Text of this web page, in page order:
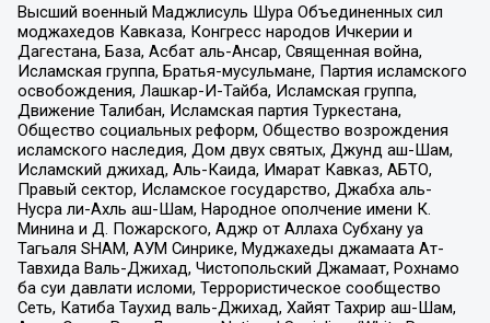
Высший военный Маджлисуль Шура Объединенных сил
моджахедов Кавказа, Конгресс народов Ичкерии и
Дагестана, База, Асбат аль-Ансар, Священная война,
Исламская группа, Братья-мусульмане, Партия исламского
освобождения, Лашкар-И-Тайба, Исламская группа,
Движение Талибан, Исламская партия Туркестана,
Общество социальных реформ, Общество возрождения
исламского наследия, Дом двух святых, Джунд аш-Шам,
Исламский джихад, Аль-Каида, Имарат Кавказ, АБТО,
Правый сектор, Исламское государство, Джабха аль-
Нусра ли-Ахль аш-Шам, Народное ополчение имени К.
Минина и Д. Пожарского, Аджр от Аллаха Субхану уа
Тагьаля SHAM, АУМ Синрике, Муджахеды джамаата Ат-
Тавхида Валь-Джихад, Чистопольский Джамаат, Рохнамо
ба суи давлати исломи, Террористическое сообщество
Сеть, Катиба Таухид валь-Джихад, Хайят Тахрир аш-Шам,